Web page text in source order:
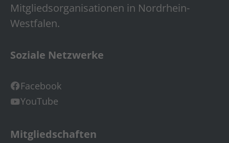
Mitgliedsorganisationen in Nordrhein-
Westfalen.
Soziale Netzwerke
Facebook
YouTube
Mitgliedschaften